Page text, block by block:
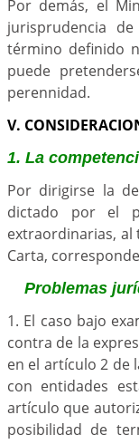
Por demás, el
jurisprudencia
término definido
puede
perennidad.
V.
1. La
Por dirigirse la
dictado por el
extraordinarias,
Carta,
Problemas
1. El caso bajo
contra de la
en el artículo 2 de
con entidades
artículo que
posibilidad de